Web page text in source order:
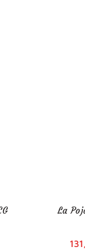
La